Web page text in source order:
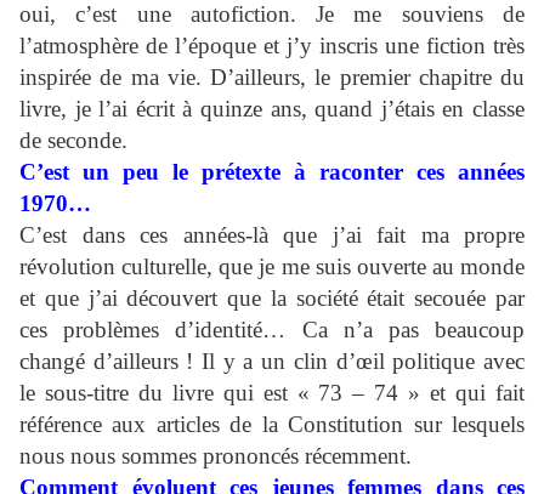
oui, c’est une autofiction. Je me souviens de
l’atmosphère de l’époque et j’y inscris une fiction très
inspirée de ma vie. D’ailleurs, le premier chapitre du
livre, je l’ai écrit à quinze ans, quand j’étais en classe
de seconde.
C’est un peu le prétexte à raconter ces années
1970…
C’est dans ces années-là que j’ai fait ma propre
révolution culturelle, que je me suis ouverte au monde
et que j’ai découvert que la société était secouée par
ces problèmes d’identité… Ca n’a pas beaucoup
changé d’ailleurs ! Il y a un clin d’œil politique avec
le sous-titre du livre qui est « 73 – 74 » et qui fait
référence aux articles de la Constitution sur lesquels
nous nous sommes prononcés récemment.
Comment évoluent ces jeunes femmes dans ces